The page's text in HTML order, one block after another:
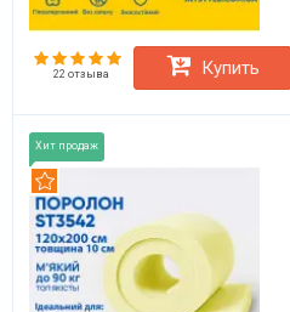
22 отзыва Купить
Хит продаж